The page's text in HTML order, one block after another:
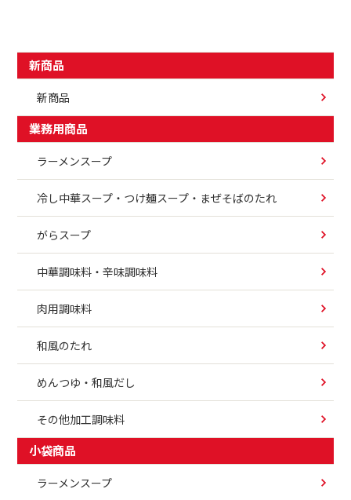
新商品
新商品
業務用商品
ラーメンスープ
冷し中華スープ・つけ麺スープ・まぜそばのたれ
がらスープ
中華調味料・辛味調味料
肉用調味料
和風のたれ
めんつゆ・和風だし
その他加工調味料
小袋商品
ラーメンスープ